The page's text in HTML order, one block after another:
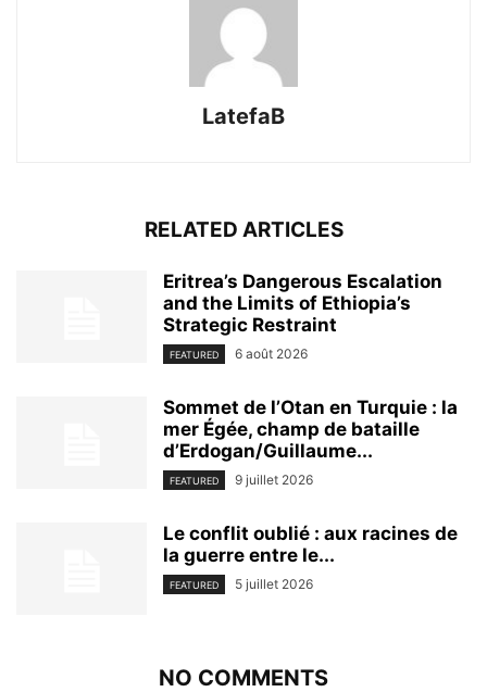
LatefaB
RELATED ARTICLES
Eritrea’s Dangerous Escalation
and the Limits of Ethiopia’s
Strategic Restraint
FEATURED 6 août 2026
Sommet de l’Otan en Turquie : la
mer Égée, champ de bataille
d’Erdogan/Guillaume...
FEATURED 9 juillet 2026
Le conflit oublié : aux racines de
la guerre entre le...
FEATURED 5 juillet 2026
NO COMMENTS